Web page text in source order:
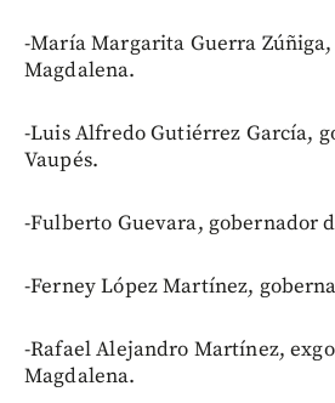
-María Margarita Guerra
Magdalena.
-Luis Alfredo Gutiérrez García,
Vaupés.
-Fulberto Guevara, gobernador
-Ferney López Martínez,
-Rafael Alejandro Martínez,
Magdalena.